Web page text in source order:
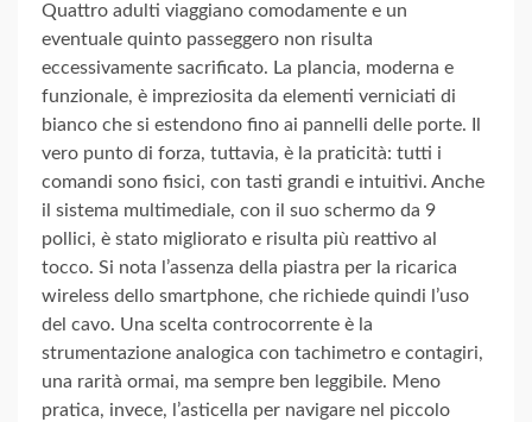
Quattro adulti viaggiano comodamente e un
eventuale quinto passeggero non risulta
eccessivamente sacrificato. La plancia, moderna e
funzionale, è impreziosita da elementi verniciati di
bianco che si estendono fino ai pannelli delle porte. Il
vero punto di forza, tuttavia, è la praticità: tutti i
comandi sono fisici, con tasti grandi e intuitivi. Anche
il sistema multimediale, con il suo schermo da 9
pollici, è stato migliorato e risulta più reattivo al
tocco. Si nota l’assenza della piastra per la ricarica
wireless dello smartphone, che richiede quindi l’uso
del cavo. Una scelta controcorrente è la
strumentazione analogica con tachimetro e contagiri,
una rarità ormai, ma sempre ben leggibile. Meno
pratica, invece, l’asticella per navigare nel piccolo